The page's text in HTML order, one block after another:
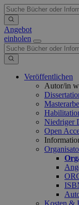
Angebot
einholen
Veröffentlichen
Autor/in
Niedriger
Open
Kosten &